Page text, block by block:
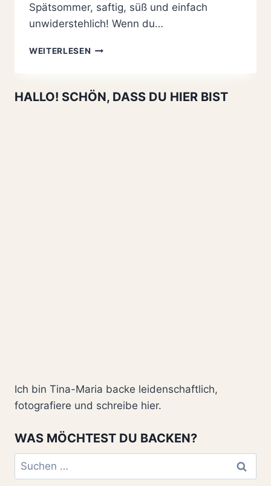
Spätsommer, saftig, süß und einfach
unwiderstehlich! Wenn du…
WEITERLESEN ZWETSCHGENKUCHEN
BLECH
HALLO! SCHÖN, DASS DU HIER BIST
Ich bin Tina-Maria backe leidenschaftlich,
fotografiere und schreibe hier.
WAS MÖCHTEST DU BACKEN?
Suchen
nach: